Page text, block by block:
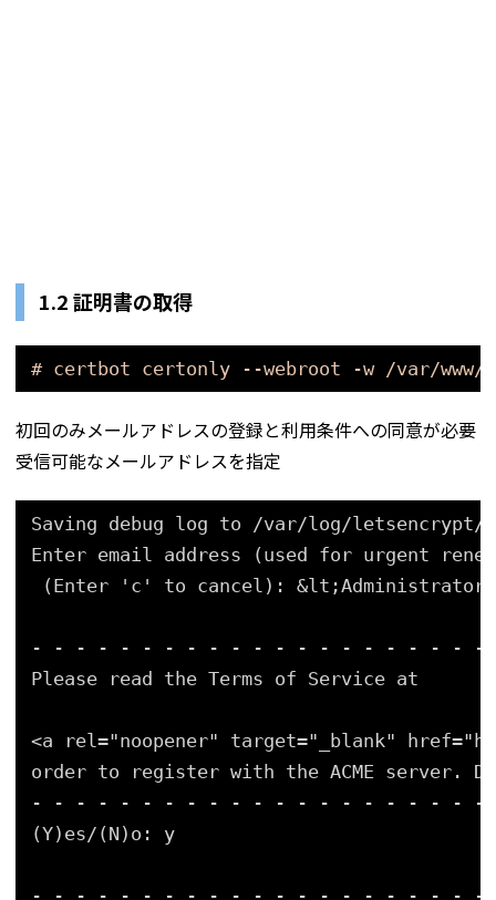
1.2 証明書の取得
# certbot certonly --webroot -w /var/www/
初回のみメールアドレスの登録と利用条件への同意が必要
受信可能なメールアドレスを指定
Saving debug log to /var/log/letsencrypt/
Enter email address (used for urgent
(Enter 'c' to cancel): &lt;Administrator
- - - - - - - - - - - - - - - - - - - -
Please read the Terms of Service at
<a rel="noopener" target="_blank"
order to register with the ACME server.
- - - - - - - - - - - - - - - - - - - -
(Y)es/(N)o: y